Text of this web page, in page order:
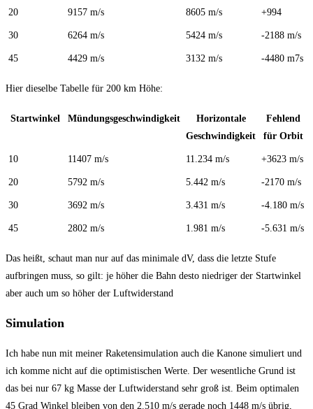
20 9157 m/s 8605 m/s +994
30 6264 m/s 5424 m/s -2188 m/s
45 4429 m/s 3132 m/s -4480 m7s
Hier dieselbe Tabelle für 200 km Höhe:
Startwinkel Mündungsgeschwindigkeit
Horizontale
Geschwindigkeit
Fehlend
für Orbit
10 11407 m/s 11.234 m/s +3623 m/s
20 5792 m/s 5.442 m/s -2170 m/s
30 3692 m/s 3.431 m/s -4.180 m/s
45 2802 m/s 1.981 m/s -5.631 m/s
Das heißt, schaut man nur auf das minimale dV, dass die letzte Stufe
aufbringen muss, so gilt: je höher die Bahn desto niedriger der Startwinkel
aber auch um so höher der Luftwiderstand
Simulation
Ich habe nun mit meiner Raketensimulation auch die Kanone simuliert und
ich komme nicht auf die optimistischen Werte. Der wesentliche Grund ist
das bei nur 67 kg Masse der Luftwiderstand sehr groß ist. Beim optimalen
45 Grad Winkel bleiben von den 2.510 m/s gerade noch 1448 m/s übrig,